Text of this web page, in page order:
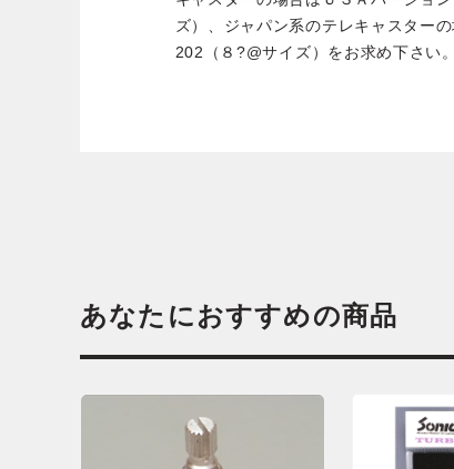
ズ）、ジャパン系のテレキャスター
202（８?@サイズ）をお求め下さい。
あなたにおすすめの商品